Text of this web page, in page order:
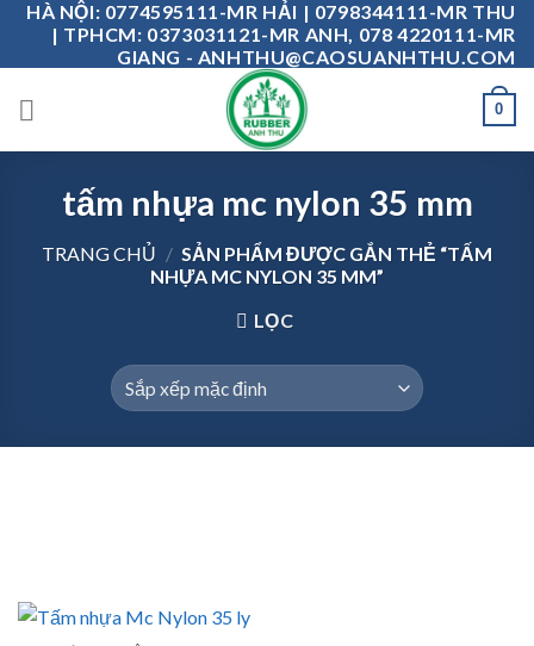
Skip
content
HÀ NỘI: 0774595111-MR HẢI | 0798344111-MR THU
| TPHCM: 0373031121-MR ANH, 078 4220111-MR
GIANG - ANHTHU@CAOSUANHTHU.COM
0
tấm nhựa mc nylon 35 mm
TRANG CHỦ / SẢN PHẨM ĐƯỢC GẮN THẺ “TẤM
NHỰA MC NYLON 35 MM”
LỌC